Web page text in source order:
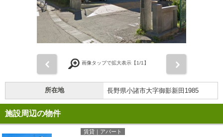
画像タップで拡大表示【1/1】
所在地 長野県小諸市大字御影新田1985
施設周辺の物件
賃貸｜アパート